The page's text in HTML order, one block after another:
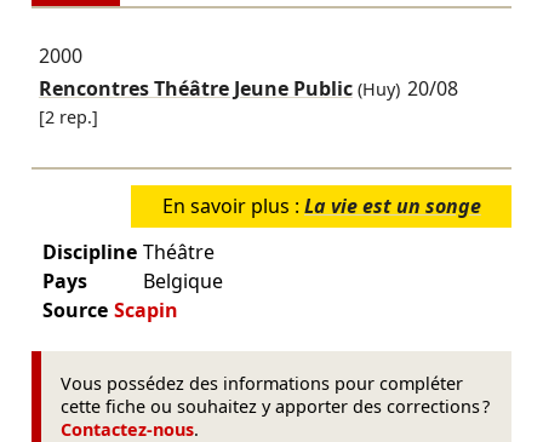
2000
Rencontres Théâtre Jeune Public(Huy) 20/08
[2 rep.]
En savoir plus : La vie est un songe
Discipline Théâtre
Pays
Belgique
Source Scapin
Vous possédez des informations pour compléter
cette fiche ou souhaitez y apporter des corrections ?
Contactez-nous.